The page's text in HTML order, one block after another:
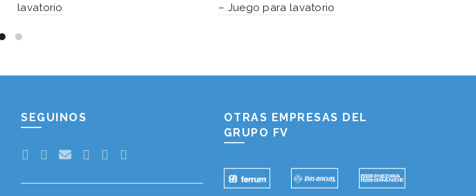
lavatorio
– Juego para lavatorio
SEGUINOS
OTRAS EMPRESAS DEL
GRUPO FV